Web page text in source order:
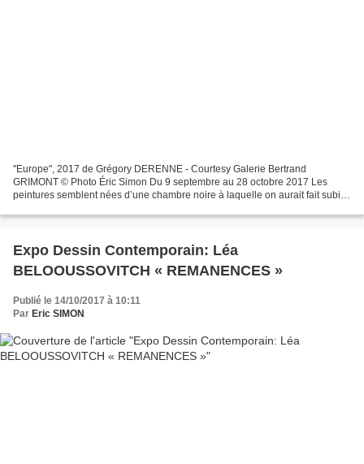
"Europe", 2017 de Grégory DERENNE - Courtesy Galerie Bertrand
GRIMONT © Photo Éric Simon Du 9 septembre au 28 octobre 2017 Les
peintures semblent nées d’une chambre noire à laquelle on aurait fait subir
Expo Dessin Contemporain: Léa
BELOOUSSOVITCH « REMANENCES »
Publié le 14/10/2017 à 10:11
Par Eric SIMON